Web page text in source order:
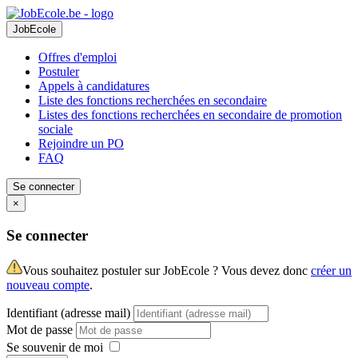
JobEcole
Offres d'emploi
Postuler
Appels à candidatures
Liste des fonctions recherchées en secondaire
Listes des fonctions recherchées en secondaire de promotion
sociale
Rejoindre un PO
FAQ
Se connecter
×
Se connecter
Vous souhaitez postuler sur JobEcole ? Vous devez donc créer un
nouveau compte.
Identifiant (adresse mail)
Mot de passe
Se souvenir de moi